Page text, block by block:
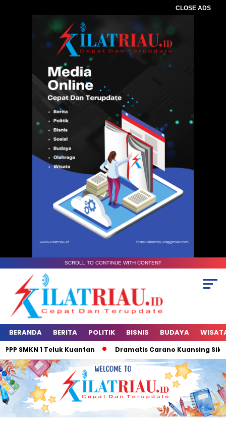
CLOSE ADS
SCROLL TO CONTINUE WITH CONTENT
BERANDA BERITA POLITIK BISNIS BUDAYA
SMKN 1 Teluk Kuantan Dramatis Carano Kuansing Sikat